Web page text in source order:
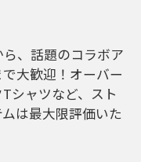
、話題のコラボア
大歓迎！オーバー
シャツなど、スト
は最大限評価いた